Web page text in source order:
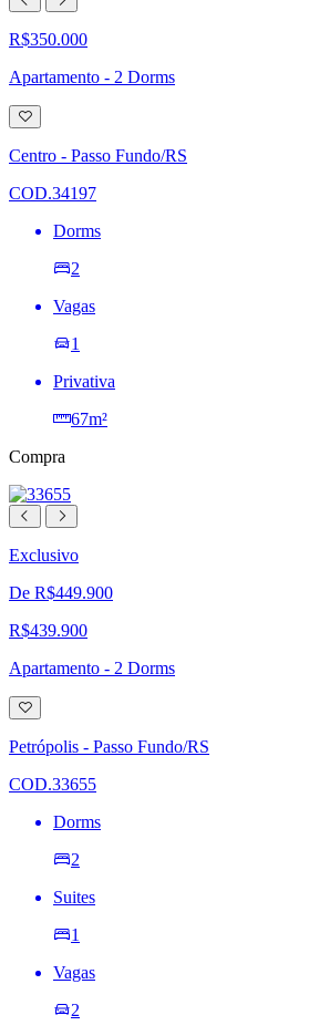
R$350.000
Apartamento - 2 Dorms
Adicionar
à
lista
de
Centro - Passo Fundo/RS
COD.34197
Dorms
2
Vagas
1
Privativa
67m²
Compra
Exclusivo
De R$449.900
R$439.900
Apartamento - 2 Dorms
Adicionar
à
lista
de
Petrópolis - Passo Fundo/RS
COD.33655
Dorms
2
Suites
1
Vagas
2